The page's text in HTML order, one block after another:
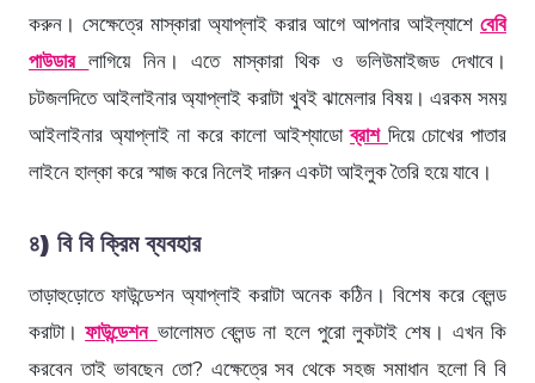
করুন। সেক্ষেত্রে মাস্কারা অ্যাপ্লাই করার আগে আপনার আইল্যাশে বেবি
পাউডার লাগিয়ে নিন। এতে মাস্কারা থিক ও ভলিউমাইজড দেখাবে।
চটজলদিতে আইলাইনার অ্যাপ্লাই করাটা খুবই ঝামেলার বিষয়। এরকম সময়
আইলাইনার অ্যাপ্লাই না করে কালো আইশ্যাডোব্রাশ দিয়ে চোখের পাতার
লাইনে হাল্কা করে স্মাজ করে নিলেই দারুন একটা আইলুক তৈরি হয়ে যাবে।
৪) বি বি ক্রিম ব্যবহার
তাড়াহুড়োতে ফাউন্ডেশন অ্যাপ্লাই করাটা অনেক কঠিন। বিশেষ করে ব্লেন্ড
করাটা।ফাউন্ডেশন ভালোমত ব্লেন্ড না হলে পুরো লুকটাই শেষ। এখন কি
করবেন তাই ভাবছেন তো? এক্ষেত্রে সব থেকে সহজ সমাধান হলো বি বি